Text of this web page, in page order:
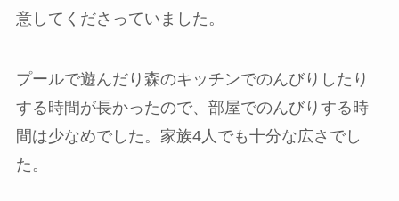
意してくださっていました。
プールで遊んだり森のキッチンでのんびりしたり
する時間が長かったので、部屋でのんびりする時
間は少なめでした。家族4人でも十分な広さでし
た。